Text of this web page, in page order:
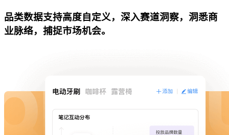
品类数据支持高度自定义，深入赛道洞察，洞悉商
业脉络，捕捉市场机会。